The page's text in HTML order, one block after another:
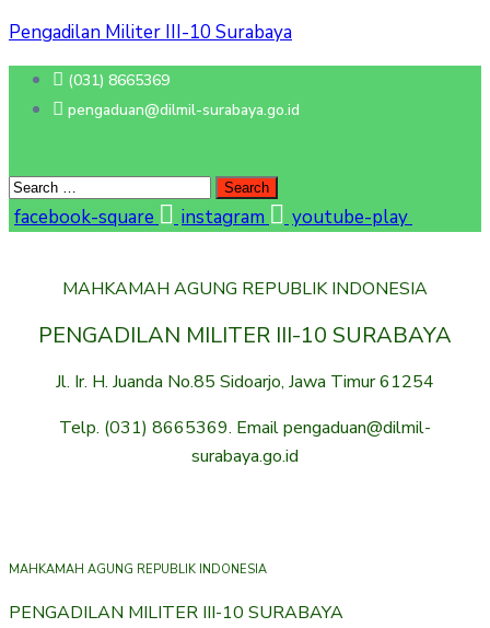
Pengadilan Militer III-10 Surabaya
(031) 8665369
pengaduan@dilmil-surabaya.go.id
facebook-square instagram youtube-play
MAHKAMAH AGUNG REPUBLIK INDONESIA
PENGADILAN MILITER III-10 SURABAYA
Jl. Ir. H. Juanda No.85 Sidoarjo, Jawa Timur 61254
Telp. (031) 8665369. Email pengaduan@dilmil-
surabaya.go.id
MAHKAMAH AGUNG REPUBLIK INDONESIA
PENGADILAN MILITER III-10 SURABAYA